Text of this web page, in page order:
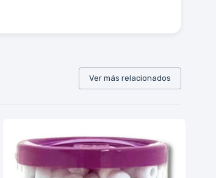
Ver más relacionados